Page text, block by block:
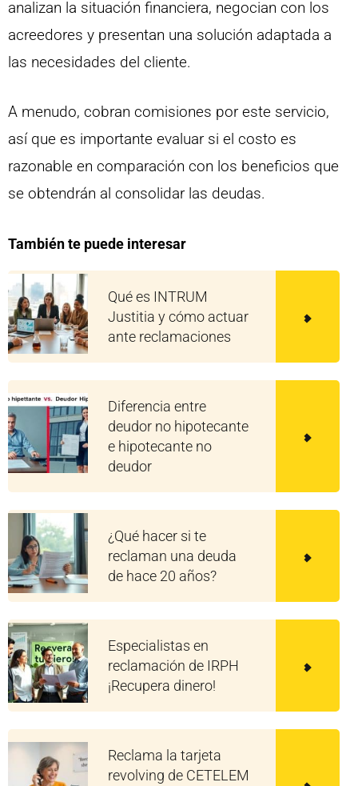
analizan la situación financiera, negocian con los
acreedores y presentan una solución adaptada a
las necesidades del cliente.
A menudo, cobran comisiones por este servicio,
así que es importante evaluar si el costo es
razonable en comparación con los beneficios que
se obtendrán al consolidar las deudas.
También te puede interesar
Qué es INTRUM
Justitia y cómo actuar
ante reclamaciones
Diferencia entre
deudor no hipotecante
e hipotecante no
deudor
¿Qué hacer si te
reclaman una deuda
de hace 20 años?
Especialistas en
reclamación de IRPH
¡Recupera dinero!
Reclama la tarjeta
revolving de CETELEM